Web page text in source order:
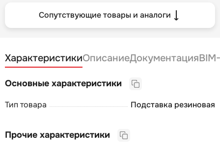
Сопутствующие товары и аналоги
ХарактеристикиОписаниеДокументация
Основные характеристики
Тип товара Подставка резиновая
Прочие характеристики